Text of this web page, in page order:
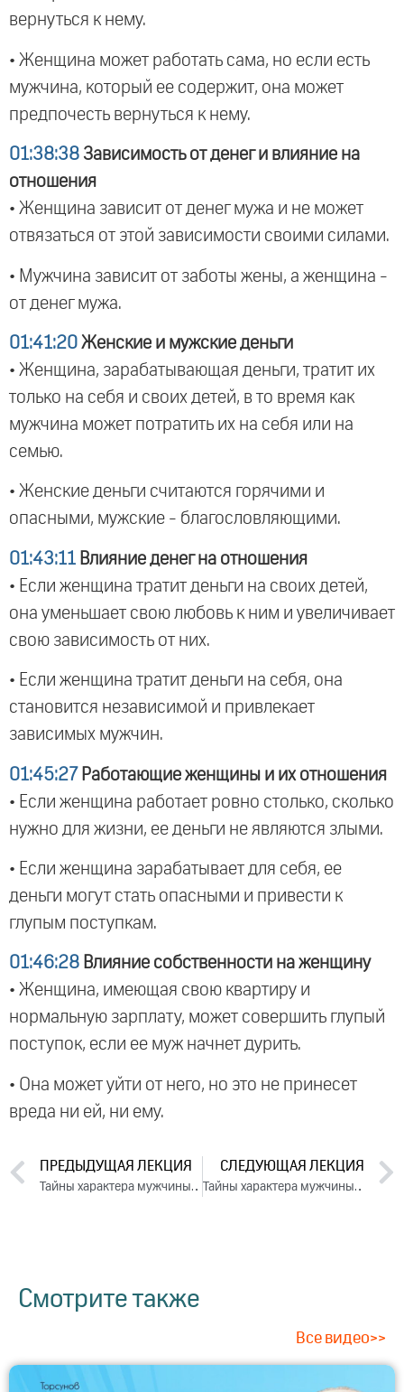
вернуться к нему.
• Женщина может работать сама, но если есть
мужчина, который ее содержит, она может
предпочесть вернуться к нему.
01:38:38 Зависимость от денег и влияние на
отношения
• Женщина зависит от денег мужа и не может
отвязаться от этой зависимости своими силами.
• Мужчина зависит от заботы жены, а женщина -
от денег мужа.
01:41:20 Женские и мужские деньги
• Женщина, зарабатывающая деньги, тратит их
только на себя и своих детей, в то время как
мужчина может потратить их на себя или на
семью.
• Женские деньги считаются горячими и
опасными, мужские - благословляющими.
01:43:11 Влияние денег на отношения
• Если женщина тратит деньги на своих детей,
она уменьшает свою любовь к ним и увеличивает
свою зависимость от них.
• Если женщина тратит деньги на себя, она
становится независимой и привлекает
зависимых мужчин.
01:45:27 Работающие женщины и их отношения
• Если женщина работает ровно столько, сколько
нужно для жизни, ее деньги не являются злыми.
• Если женщина зарабатывает для себя, ее
деньги могут стать опасными и привести к
глупым поступкам.
01:46:28 Влияние собственности на женщину
• Женщина, имеющая свою квартиру и
нормальную зарплату, может совершить глупый
поступок, если ее муж начнет дурить.
• Она может уйти от него, но это не принесет
вреда ни ей, ни ему.
ПРЕДЫДУЩАЯ ЛЕКЦИЯ
Тайны характера мужчины и женщины. День 2. Часть 1 (2023)
СЛЕДУЮЩАЯ ЛЕКЦИЯ
Тайны характера мужчины и женщины. День 3. Часть 1 (2023)
Смотрите также
Все видео>>